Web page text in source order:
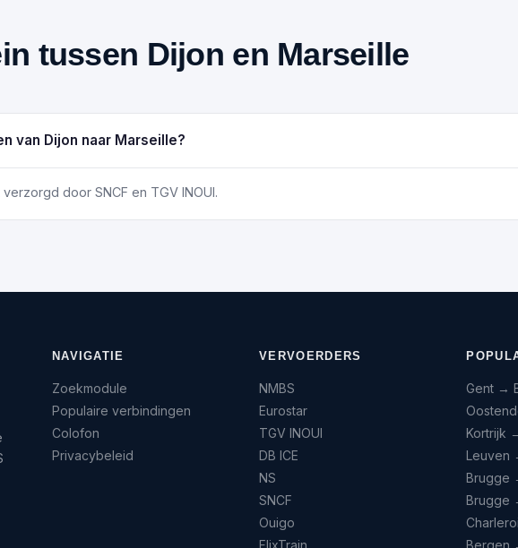
tussen Dijon en Marseille
van Dijon naar Marseille?
door SNCF en TGV INOUI.
NAVIGATIE
Zoekmodule
Populaire verbindingen
Colofon
Privacybeleid
VERVOERDERS
NMBS
Eurostar
TGV INOUI
DB ICE
NS
SNCF
Ouigo
FlixTrain
Gent →
Kortrijk
Leuven
Brugge
Brugge
Bergen